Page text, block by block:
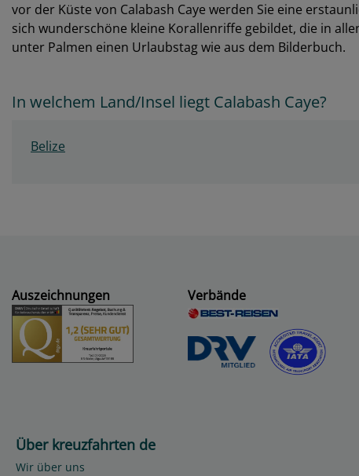
vor der Küste von Calabash Caye werden Sie eine
sich wunderschöne kleine Korallenriffe gebildet, die in
unter Palmen einen Urlaubstag wie aus dem Bilderbuch.
In welchem Land/Insel liegt Calabash Caye?
Belize
Auszeichnungen Verbände
Über kreuzfahrten de
Wir über uns